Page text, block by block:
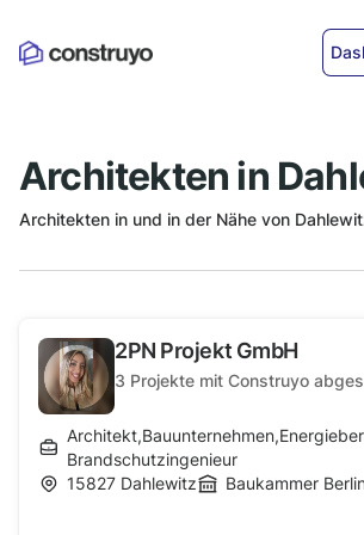
Architekten in
Architekten in und in der Nähe von
2PN Projekt GmbH
3 Projekte mit Construyo
Architekt,Bauunternehmen,
Brandschutzingenieur
15827 Dahlewitz Baukammer